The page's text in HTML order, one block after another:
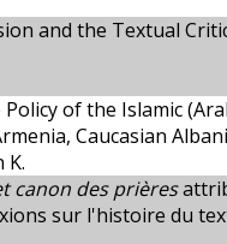
and the Textual
of the Islamic
Caucasian
K.
canon des prières
sur l'histoire du